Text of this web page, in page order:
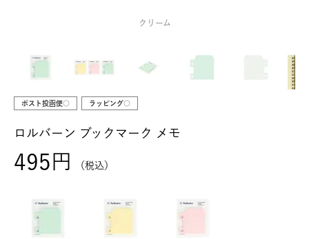
クリーム
ポスト投函便○ ラッピング○
ロルバーン ブックマーク メモ
495 税込